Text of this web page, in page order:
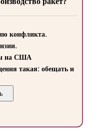
конфликта.
на США
такая: обещать и